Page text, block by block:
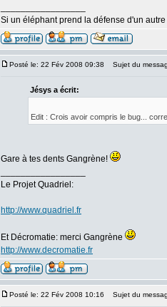
Si un éléphant prend la défense d'un
Posté le: 22 Fév 2008 09:38 Sujet du
Jésys a écrit:
Edit : Crois avoir compris le bug...
Gare à tes dents Gangrène!
Le Projet Quadriel:
http://www.quadriel.fr
Et Décromatie: merci Gangrène
http://www.decromatie.fr
Posté le: 22 Fév 2008 10:16 Sujet du